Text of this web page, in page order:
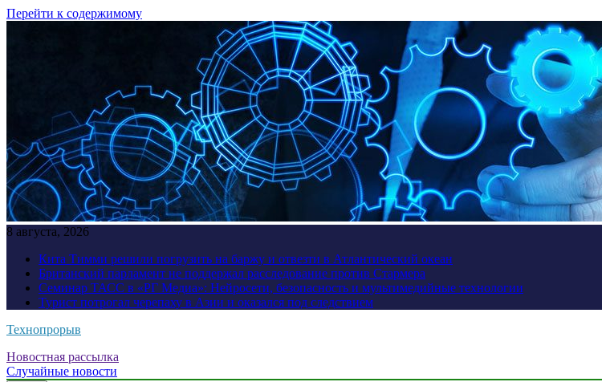
Перейти к содержимому
8 августа, 2026
Кита Тимми решили погрузить на баржу и отвезти в Атлантический океан
Британский парламент не поддержал расследование против Стармера
Семинар ТАСС в «РГ Медиа»: Нейросети, безопасность и мультимедийные технологии
Турист потрогал черепаху в Азии и оказался под следствием
Технопрорыв
Новостная рассылка
Случайные новости